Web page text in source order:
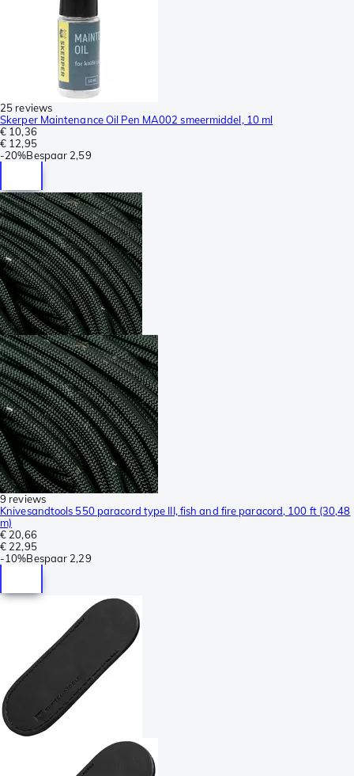
25 reviews
Skerper Maintenance Oil Pen MA002 smeermiddel, 10 ml
€ 10,36
€ 12,95
-20%Bespaar 2,59
9 reviews
Knivesandtools 550 paracord type III, fish and fire paracord, 100 ft (30,48
m)
€ 20,66
€ 22,95
-10%Bespaar 2,29